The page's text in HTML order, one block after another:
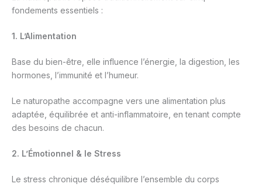
fondements essentiels :
1. L’Alimentation
Base du bien-être, elle influence l’énergie, la digestion, les
hormones, l’immunité et l’humeur.
Le naturopathe accompagne vers une alimentation plus
adaptée, équilibrée et anti-inflammatoire, en tenant compte
des besoins de chacun.
2. L’Émotionnel & le Stress
Le stress chronique déséquilibre l’ensemble du corps